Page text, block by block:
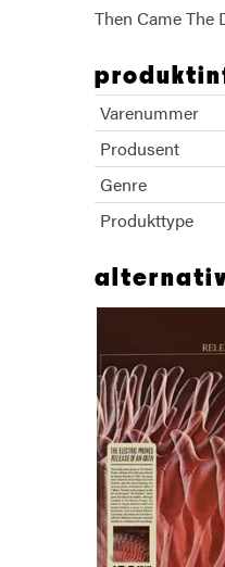
Then Came The
Varenummer
Produsent
Genre
Produkttype